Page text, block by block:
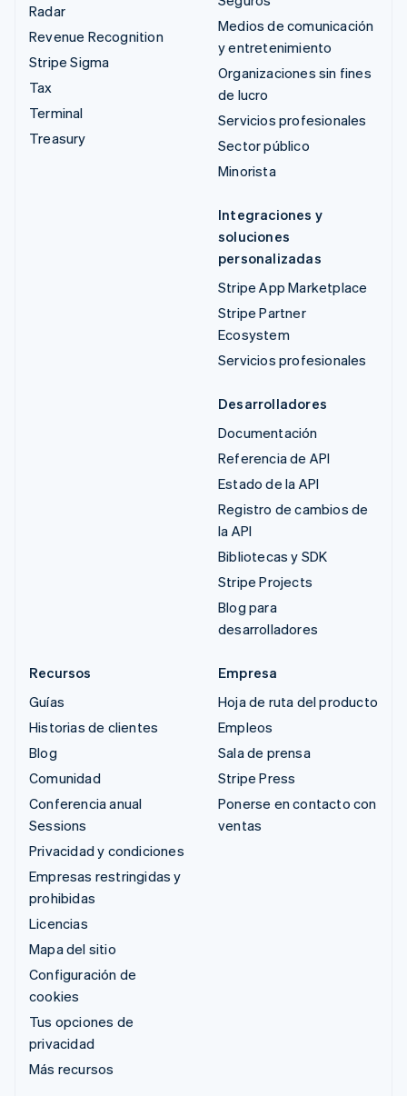
Radar
Revenue Recognition
Stripe Sigma
Tax
Terminal
Treasury
Medios de comunicación
y entretenimiento
Organizaciones sin fines
de lucro
Servicios profesionales
Sector público
Minorista
Integraciones y
soluciones
personalizadas
Stripe App Marketplace
Stripe Partner
Ecosystem
Servicios profesionales
Desarrolladores
Documentación
Referencia de API
Estado de la API
Registro de cambios de
la API
Bibliotecas y SDK
Stripe Projects
Blog para
desarrolladores
Recursos
Guías
Historias de clientes
Blog
Comunidad
Conferencia anual
Sessions
Privacidad y condiciones
Empresas restringidas y
prohibidas
Licencias
Mapa del sitio
Configuración de
cookies
Tus opciones de
privacidad
Más recursos
Empresa
Hoja de ruta del producto
Empleos
Sala de prensa
Stripe Press
Ponerse en contacto con
ventas